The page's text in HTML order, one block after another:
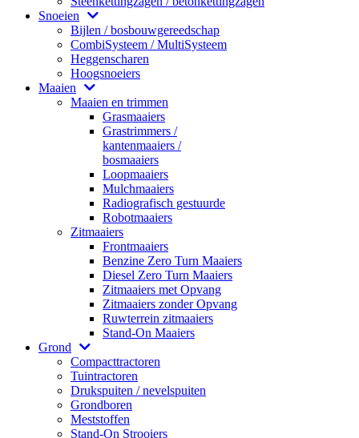
Snoeien
Bijlen / bosbouwgereedschap
CombiSysteem / MultiSysteem
Heggenscharen
Hoogsnoeiers
Maaien
Maaien en trimmen
Grasmaaiers
Grastrimmers /
kantenmaaiers /
bosmaaiers
Loopmaaiers
Mulchmaaiers
Radiografisch gestuurde
Robotmaaiers
Zitmaaiers
Frontmaaiers
Benzine Zero Turn Maaiers
Diesel Zero Turn Maaiers
Zitmaaiers met Opvang
Zitmaaiers zonder Opvang
Ruwterrein zitmaaiers
Stand-On Maaiers
Grond
Compacttractoren
Tuintractoren
Drukspuiten / nevelspuiten
Grondboren
Meststoffen
Stand-On Strooiers